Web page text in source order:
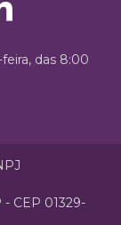
das 8:00
- CEP 01329-